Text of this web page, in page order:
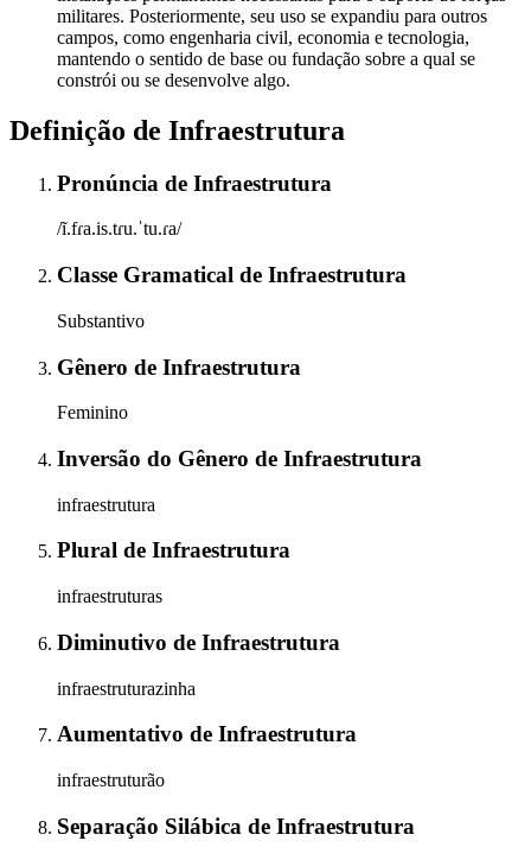
militares. Posteriormente, seu uso se expandiu para outros
campos, como engenharia civil, economia e tecnologia,
mantendo o sentido de base ou fundação sobre a qual se
constrói ou se desenvolve algo.
Definição de Infraestrutura
Pronúncia de Infraestrutura
/ĩ.fɾa.is.tɾu.ˈtu.ɾa/
Classe Gramatical de Infraestrutura
Substantivo
Gênero de Infraestrutura
Feminino
Inversão do Gênero de Infraestrutura
infraestrutura
Plural de Infraestrutura
infraestruturas
Diminutivo de Infraestrutura
infraestruturazinha
Aumentativo de Infraestrutura
infraestruturão
Separação Silábica de Infraestrutura